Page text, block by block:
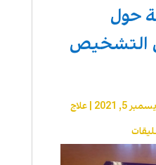
حول
التشخيص
5, 2021
علاج